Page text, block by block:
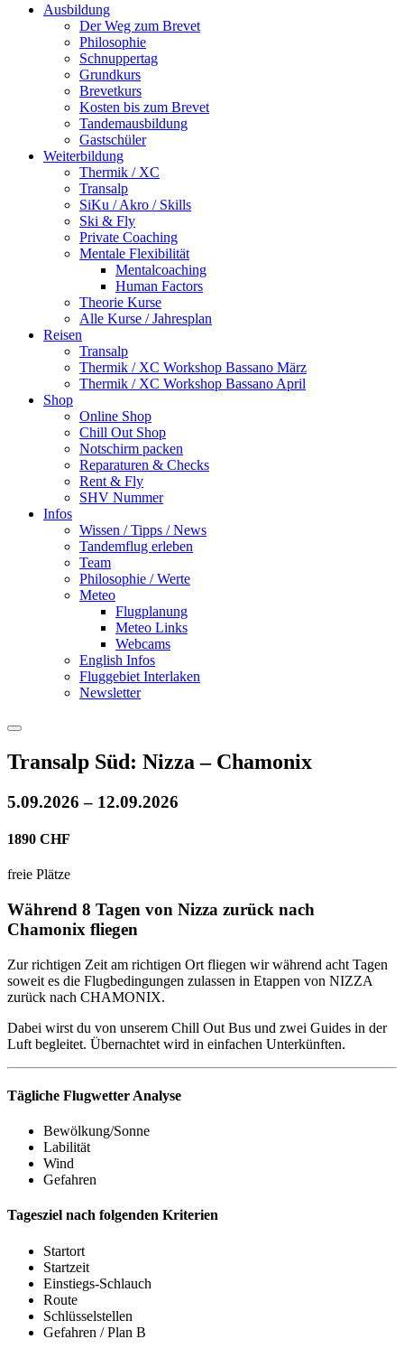
Ausbildung
Der Weg zum Brevet
Philosophie
Schnuppertag
Grundkurs
Brevetkurs
Kosten bis zum Brevet
Tandemausbildung
Gastschüler
Weiterbildung
Thermik / XC
Transalp
SiKu / Akro / Skills
Ski & Fly
Private Coaching
Mentale Flexibilität
Mentalcoaching
Human Factors
Theorie Kurse
Alle Kurse / Jahresplan
Reisen
Transalp
Thermik / XC Workshop Bassano März
Thermik / XC Workshop Bassano April
Shop
Online Shop
Chill Out Shop
Notschirm packen
Reparaturen & Checks
Rent & Fly
SHV Nummer
Infos
Wissen / Tipps / News
Tandemflug erleben
Team
Philosophie / Werte
Meteo
Flugplanung
Meteo Links
Webcams
English Infos
Fluggebiet Interlaken
Newsletter
Transalp Süd: Nizza – Chamonix
5.09.2026 – 12.09.2026
1890 CHF
freie Plätze
Während 8 Tagen von Nizza zurück nach
Chamonix fliegen
Zur richtigen Zeit am richtigen Ort fliegen wir während acht Tagen
soweit es die Flugbedingungen zulassen in Etappen von NIZZA
zurück nach CHAMONIX.
Dabei wirst du von unserem Chill Out Bus und zwei Guides in der
Luft begleitet. Übernachtet wird in einfachen Unterkünften.
Tägliche Flugwetter Analyse
Bewölkung/Sonne
Labilität
Wind
Gefahren
Tagesziel nach folgenden Kriterien
Startort
Startzeit
Einstiegs-Schlauch
Route
Schlüsselstellen
Gefahren / Plan B